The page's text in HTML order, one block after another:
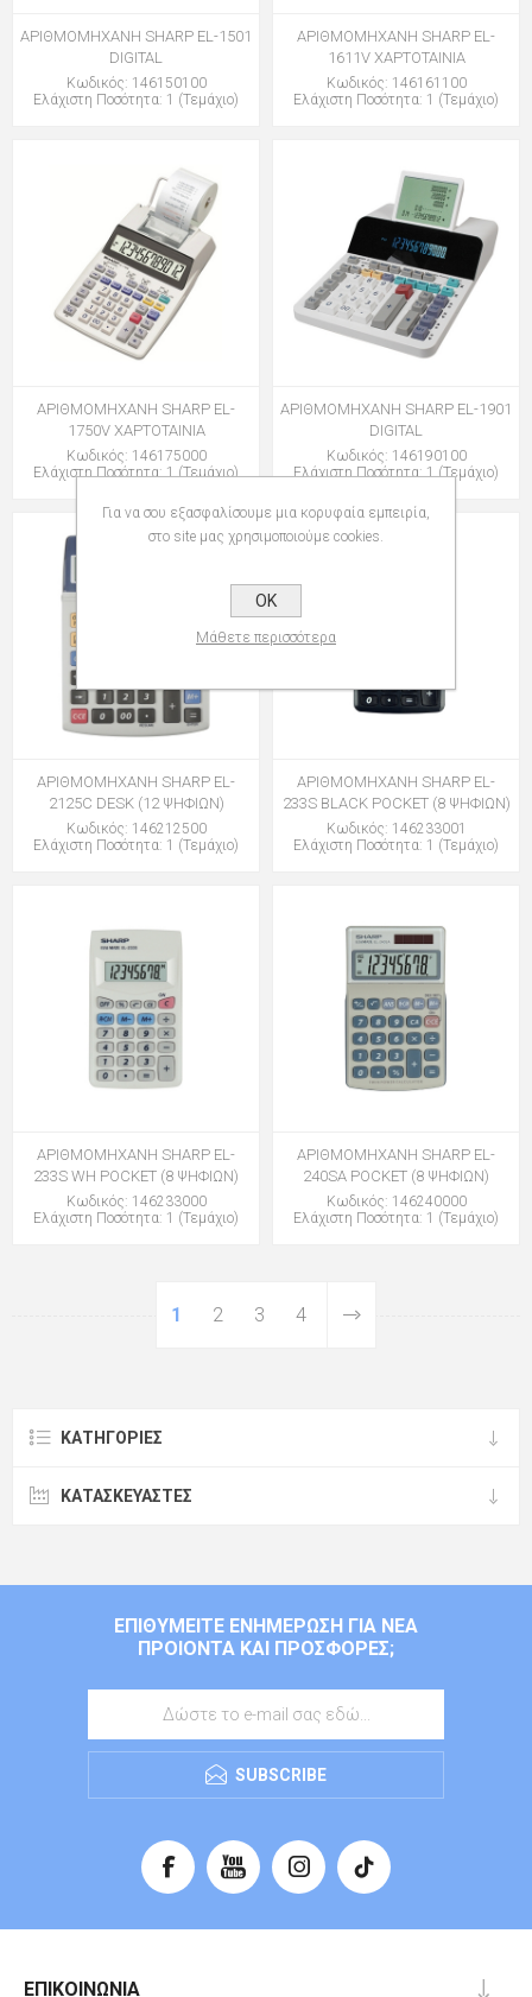
ΑΡΙΘΜΟΜΗΧΑΝΗ SHARP EL-1501
DIGITAL
Κωδικός: 146150100
Ελάχιστη Ποσότητα: 1 (Τεμάχιο)
ΑΡΙΘΜΟΜΗΧΑΝΗ SHARP EL-
1611V ΧΑΡΤΟΤΑΙΝΙΑ
Κωδικός: 146161100
Ελάχιστη Ποσότητα: 1 (Τεμάχιο)
ΑΡΙΘΜΟΜΗΧΑΝΗ SHARP EL-
1750V ΧΑΡΤΟΤΑΙΝΙΑ
Κωδικός: 146175000
Ελάχιστη Ποσότητα: 1 (Τεμάχιο)
ΑΡΙΘΜΟΜΗΧΑΝΗ SHARP EL-1901
DIGITAL
Κωδικός: 146190100
Ελάχιστη Ποσότητα: 1 (Τεμάχιο)
ΑΡΙΘΜΟΜΗΧΑΝΗ SHARP EL-
2125C DESK (12 ΨΗΦΙΩΝ)
Κωδικός: 146212500
Ελάχιστη Ποσότητα: 1 (Τεμάχιο)
ΑΡΙΘΜΟΜΗΧΑΝΗ SHARP EL-
233S BLACK POCKET (8 ΨΗΦΙΩΝ)
Κωδικός: 146233001
Ελάχιστη Ποσότητα: 1 (Τεμάχιο)
ΑΡΙΘΜΟΜΗΧΑΝΗ SHARP EL-
233S WH POCKET (8 ΨΗΦΙΩΝ)
Κωδικός: 146233000
Ελάχιστη Ποσότητα: 1 (Τεμάχιο)
ΑΡΙΘΜΟΜΗΧΑΝΗ SHARP EL-
240SA POCKET (8 ΨΗΦΙΩΝ)
Κωδικός: 146240000
Ελάχιστη Ποσότητα: 1 (Τεμάχιο)
1 2 3 4
ΚΑΤΗΓΟΡΊΕΣ
ΚΑΤΑΣΚΕΥΑΣΤΈΣ
ΕΠΙΘΥΜΕΊΤΕ ΕΝΗΜΈΡΩΣΗ ΓΙΑ ΝΈΑ
ΠΡΟΙΌΝΤΑ ΚΑΙ ΠΡΟΣΦΟΡΈΣ;
SUBSCRIBE
ΕΠΙΚΟΙΝΩΝΊΑ
Για να σου εξασφαλίσουμε μια κορυφαία εμπειρία,
στο site μας χρησιμοποιούμε cookies.
OK
Μάθετε περισσότερα